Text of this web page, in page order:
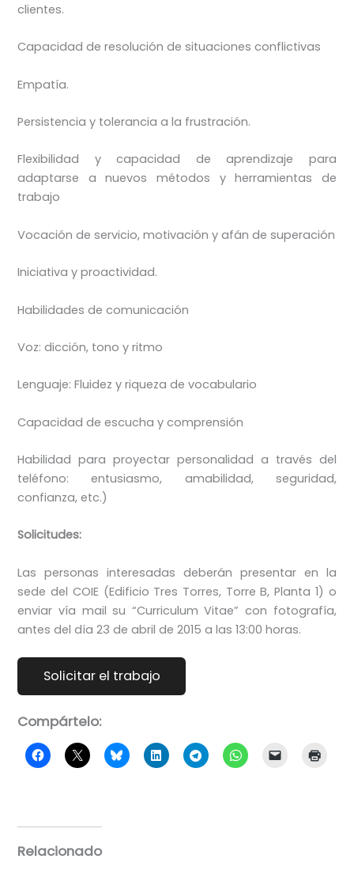
clientes.
Capacidad de resolución de situaciones conflictivas
Empatía.
Persistencia y tolerancia a la frustración.
Flexibilidad y capacidad de aprendizaje para
adaptarse a nuevos métodos y herramientas de
trabajo
Vocación de servicio, motivación y afán de superación
Iniciativa y proactividad.
Habilidades de comunicación
Voz: dicción, tono y ritmo
Lenguaje: Fluidez y riqueza de vocabulario
Capacidad de escucha y comprensión
Habilidad para proyectar personalidad a través del
teléfono: entusiasmo, amabilidad, seguridad,
confianza, etc.)
Solicitudes:
Las personas interesadas deberán presentar en la
sede del COIE (Edificio Tres Torres, Torre B, Planta 1) o
enviar vía mail su “Curriculum Vitae” con fotografía,
antes del día 23 de abril de 2015 a las 13:00 horas.
Compártelo:
Relacionado